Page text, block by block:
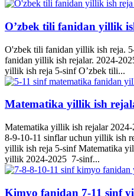
O’zbek tili fanidan yillik
O'zbek tili fanidan yillik ish reja.
fanidan yillik ish rejalar. 2024-
yillik ish reja 5-sinf O’zbek tili...
Matematika yillik ish
Matematika yillik ish rejalar
8-9-10-11 sinflar uchun yillik ish
yillik ish reja 5-sinf Matematika
yillik 2024-2025 7-sinf...
Kimyo fanidan 7-11 sinf